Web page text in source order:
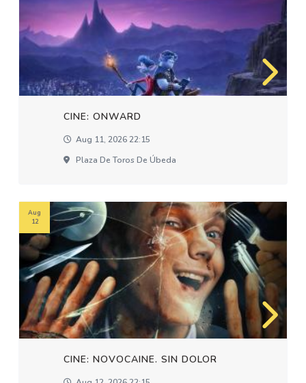
CINE: ONWARD
Aug 11, 2026 22:15
Plaza De Toros De Úbeda
CINE: NOVOCAINE. SIN DOLOR
Aug
12